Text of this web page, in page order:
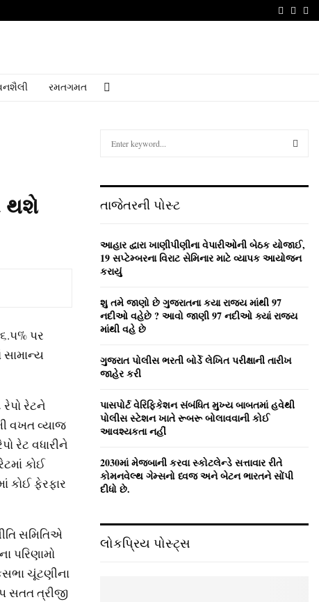
રમતગમત
થશે
પર
સામાન્‍ય
રેટને
વખત વ્‍યાજ
રેટ વધારીને
કોઈ
કોઈ ફેરફાર
સમિતિએ
પરિણામો
ચૂંટણીના
સતત ત્રીજી
h
o
r
:
R
H
તાજેતરની પોસ્ટ
આહાર દ્વારા ખાણીપીણીના વેપારીઓની બેઠક યોજાઈ,
19 સપ્ટેમ્બરના વિરાટ સેમિનાર માટે વ્યાપક આયોજન
કરાયું
શુ તમે જાણો છે ગુજરાતના કયા રાજ્ય માંથી 97
નદીઓ વહેછે ? આવો જાણી 97 નદીઓ ક્યાં રાજ્ય
માંથી વહે છે
ગુજરાત પોલીસ ભરતી બોર્ડે લેખિત પરીક્ષાની તારીખ
જાહેર કરી
પાસપોર્ટ વેરિફિકેશન સંબંધિત મુખ્ય બાબતમાં હવેથી
પોલીસ સ્ટેશન ખાતે રૂબરૂ બોલાવવાની કોઈ
આવશ્યકતા નહીં
2030માં મેજબાની કરવા સ્કોટલેન્ડે સત્તાવાર રીતે
કોમનવેલ્થ ગેમ્સનો ધ્વજ અને બેટન ભારતને સોંપી
દીધો છે.
લોકપ્રિય પોસ્ટ્સ